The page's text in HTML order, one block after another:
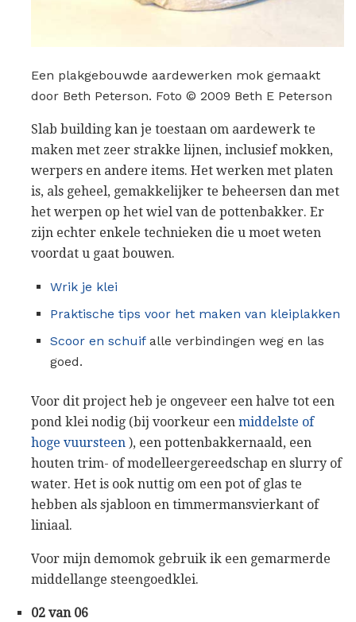
Een plakgebouwde aardewerken mok gemaakt
door Beth Peterson. Foto © 2009 Beth E Peterson
Slab building kan je toestaan ​​om aardewerk te
maken met zeer strakke lijnen, inclusief mokken,
werpers en andere items. Het werken met platen
is, als geheel, gemakkelijker te beheersen dan met
het werpen op het wiel van de pottenbakker. Er
zijn echter enkele technieken die u moet weten
voordat u gaat bouwen.
Wrik je klei
Praktische tips voor het maken van kleiplakken
Scoor en schuifalle verbindingen weg en las
goed.
Voor dit project heb je ongeveer een halve tot een
pond klei nodig (bij voorkeur een middelste of
hoge vuursteen ), een pottenbakkernaald, een
houten trim- of modelleergereedschap en slurry of
water. Het is ook nuttig om een ​​pot of glas te
hebben als sjabloon en timmermansvierkant of
liniaal.
Voor mijn demomok gebruik ik een gemarmerde
middellange steengoedklei.
02 van 06